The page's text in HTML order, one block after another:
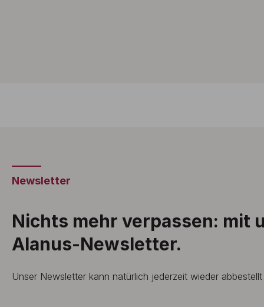
Newsletter
Nichts mehr verpassen: mit
Alanus-Newsletter.
Unser Newsletter kann natürlich jederzeit wieder